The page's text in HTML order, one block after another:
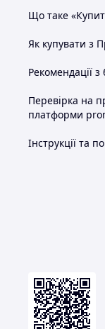
Що таке
Як купувати з
Рекомендації
Перевірка на
платформи
Інструкції та